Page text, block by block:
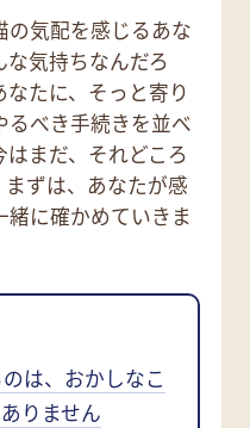
の気配を感じるあな
気持ちなんだろ
たに、そっと寄り
るべき手続きを並べ
まだ、それどころ
ずは、あなたが感
緒に確かめていきま
は、おかしなこ
りません